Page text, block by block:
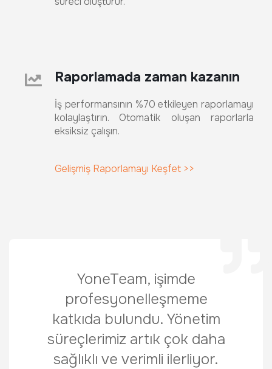
Raporlamada zaman kazanın
İş performansının %70 etkileyen raporlamayı
kolaylaştırın. Otomatik oluşan raporlarla
eksiksiz çalışın.
Gelişmiş Raporlamayı Keşfet >>
YoneTeam, işimde
profesyonelleşmeme
katkıda bulundu. Yönetim
süreçlerimiz artık çok daha
sağlıklı ve verimli ilerliyor.